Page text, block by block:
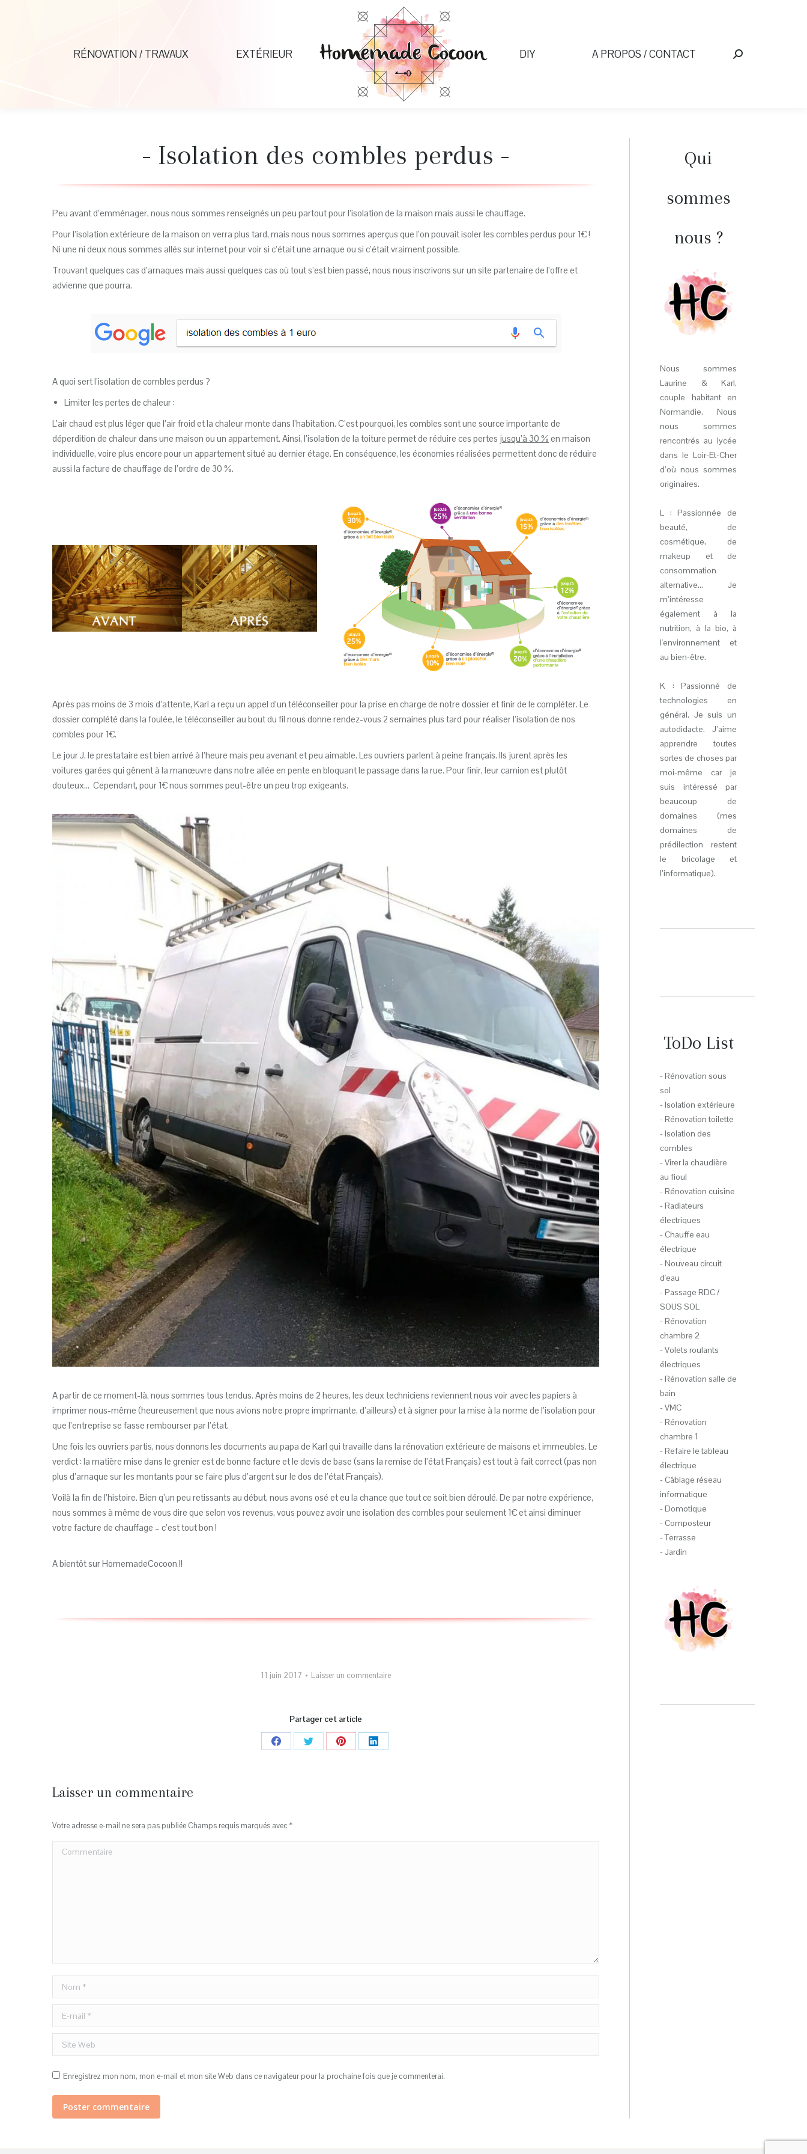
RÉNOVATION / TRAVAUX EXTÉRIEUR DIY A PROPOS / CONTACT
Recherche
- Isolation des combles perdus -
Peu avant d’emménager, nous nous sommes renseignés un peu partout pour l’isolation de la maison mais aussi le chauffage.
Pour l’isolation extérieure de la maison on verra plus tard, mais nous nous sommes aperçus que l’on pouvait isoler les combles perdus pour 1€ !
Ni une ni deux nous sommes allés sur internet pour voir si c’était une arnaque ou si c’était vraiment possible.
Trouvant quelques cas d’arnaques mais aussi quelques cas où tout s’est bien passé, nous nous inscrivons sur un site partenaire de l’offre et
advienne que pourra.
A quoi sert l’isolation de combles perdus ?
Limiter les pertes de chaleur :
L’air chaud est plus léger que l’air froid et la chaleur monte dans l’habitation. C’est pourquoi, les combles sont une source importante de
déperdition de chaleur dans une maison ou un appartement. Ainsi, l’isolation de la toiture permet de réduire ces pertes jusqu’à 30 % en maison
individuelle, voire plus encore pour un appartement situé au dernier étage. En conséquence, les économies réalisées permettent donc de réduire
aussi la facture de chauffage de l’ordre de 30 %.
Après pas moins de 3 mois d’attente, Karl a reçu un appel d’un téléconseiller pour la prise en charge de notre dossier et finir de le compléter. Le
dossier complété dans la foulée, le téléconseiller au bout du fil nous donne rendez-vous 2 semaines plus tard pour réaliser l’isolation de nos
combles pour 1€.
Le jour J, le prestataire est bien arrivé à l’heure mais peu avenant et peu aimable. Les ouvriers parlent à peine français. Ils jurent après les
voitures garées qui gênent à la manœuvre dans notre allée en pente en bloquant le passage dans la rue. Pour finir, leur camion est plutôt
douteux… Cependant, pour 1€ nous sommes peut-être un peu trop exigeants.
A partir de ce moment-là, nous sommes tous tendus. Après moins de 2 heures, les deux techniciens reviennent nous voir avec les papiers à
imprimer nous-même (heureusement que nous avions notre propre imprimante, d’ailleurs) et à signer pour la mise à la norme de l’isolation pour
que l’entreprise se fasse rembourser par l’état.
Une fois les ouvriers partis, nous donnons les documents au papa de Karl qui travaille dans la rénovation extérieure de maisons et immeubles. Le
verdict : la matière mise dans le grenier est de bonne facture et le devis de base (sans la remise de l’état Français) est tout à fait correct (pas non
plus d’arnaque sur les montants pour se faire plus d’argent sur le dos de l’état Français).
Voilà la fin de l’histoire. Bien q’un peu retissants au début, nous avons osé et eu la chance que tout ce soit bien déroulé. De par notre expérience,
nous sommes à même de vous dire que selon vos revenus, vous pouvez avoir une isolation des combles pour seulement 1€ et ainsi diminuer
votre facture de chauffage – c’est tout bon !
A bientôt sur HomemadeCocoon !!
11 juin 2017 Laisser un commentaire
Partager cet article
PartagerPartagerPartagerPartager
Laisser un commentaire
Votre adresse e-mail ne sera pas publiée Champs requis marqués avec *
Commentaire
Nom *
E-mail *
Site Web
Enregistrez mon nom, mon e-mail et mon site Web dans ce navigateur pour la prochaine fois que je commenterai.
Poster commentaire
Qui
sommes
nous ?
Nous sommes
Laurine & Karl,
couple habitant en
Normandie. Nous
nous sommes
rencontrés au lycée
dans le Loir-Et-Cher
d’où nous sommes
originaires.
L : Passionnée de
beauté, de
cosmétique, de
makeup et de
consommation
alternative... Je
m’intéresse
également à la
nutrition, à la bio, à
l'environnement et
au bien-être.
K : Passionné de
technologies en
général. Je suis un
autodidacte. J’aime
apprendre toutes
sortes de choses par
moi-même car je
suis intéressé par
beaucoup de
domaines (mes
domaines de
prédilection restent
le bricolage et
l’informatique).
ToDo List
- Rénovation sous
sol
- Isolation extérieure
- Rénovation toilette
- Isolation des
combles
- Virer la chaudière
au fioul
- Rénovation cuisine
- Radiateurs
électriques
- Chauffe eau
électrique
- Nouveau circuit
d'eau
- Passage RDC /
SOUS SOL
- Rénovation
chambre 2
- Volets roulants
électriques
- Rénovation salle de
bain
- VMC
- Rénovation
chambre 1
- Refaire le tableau
électrique
- Câblage réseau
informatique
- Domotique
- Composteur
- Terrasse
- Jardin